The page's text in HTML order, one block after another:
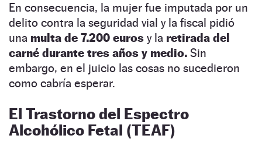
En consecuencia, la mujer fue imputada por un
delito contra la seguridad vial y la fiscal pidió
una multa de 7.200 euros y la retirada del
carné durante tres años y medio. Sin
embargo, en el juicio las cosas no sucedieron
como cabría esperar.
El Trastorno del Espectro
Alcohólico Fetal (TEAF)